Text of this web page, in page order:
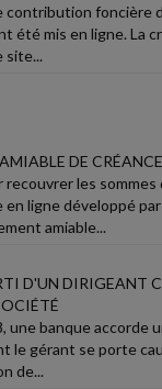
contribution foncière
été mis en ligne. La
site...
DE
les sommes
en ligne développé
amiable...
D'UN DIRIGEANT
une banque accorde
le gérant se porte
de...